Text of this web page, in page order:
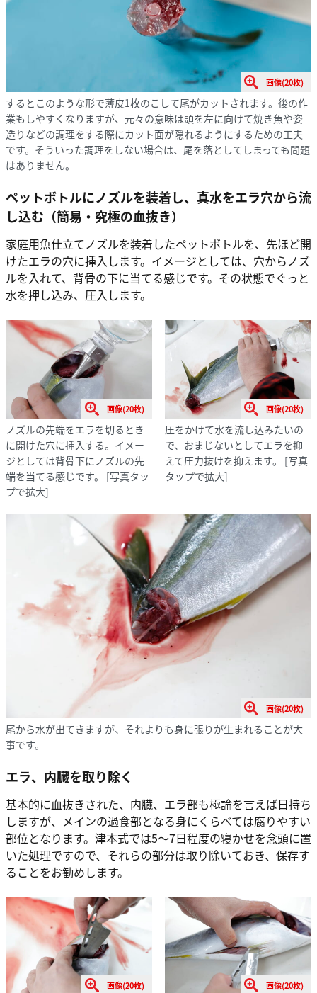
画像(20枚)
するとこのような形で薄皮1枚のこして尾がカットされます。後の作
業もしやすくなりますが、元々の意味は頭を左に向けて焼き魚や姿
造りなどの調理をする際にカット面が隠れるようにするための工夫
です。そういった調理をしない場合は、尾を落としてしまっても問題
はありません。
ペットボトルにノズルを装着し、真水をエラ穴から流
し込む（簡易・究極の血抜き）
家庭用魚仕立てノズルを装着したペットボトルを、先ほど開
けたエラの穴に挿入します。イメージとしては、穴からノズ
ルを入れて、背骨の下に当てる感じです。その状態でぐっと
水を押し込み、圧入します。
画像(20枚)
ノズルの先端をエラを切るとき
に開けた穴に挿入する。イメー
ジとしては背骨下にノズルの先
端を当てる感じです。
[写真タッ
プで拡大]
画像(20枚)
圧をかけて水を流し込みたいの
で、おまじないとしてエラを抑
えて圧力抜けを抑えます。
[写真
タップで拡大]
画像(20枚)
尾から水が出てきますが、それよりも身に張りが生まれることが大
事です。
エラ、内臓を取り除く
基本的に血抜きされた、内臓、エラ部も極論を言えば日持ち
しますが、メインの過食部となる身にくらべては腐りやすい
部位となります。津本式では5〜7日程度の寝かせを念頭に置
いた処理ですので、それらの部分は取り除いておき、保存す
ることをお勧めします。
画像(20枚) 画像(20枚)